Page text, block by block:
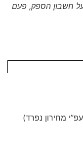
חשבון הספק, פעם
מחירון נפרד)